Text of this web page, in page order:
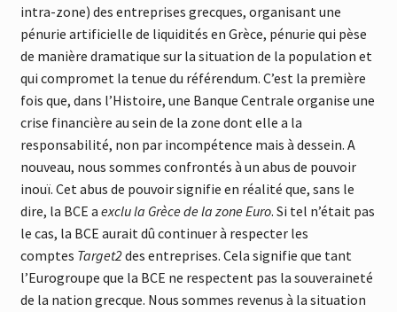
intra-zone) des entreprises grecques, organisant une
pénurie artificielle de liquidités en Grèce, pénurie qui pèse
de manière dramatique sur la situation de la population et
qui compromet la tenue du référendum. C’est la première
fois que, dans l’Histoire, une Banque Centrale organise une
crise financière au sein de la zone dont elle a la
responsabilité, non par incompétence mais à dessein. A
nouveau, nous sommes confrontés à un abus de pouvoir
inouï. Cet abus de pouvoir signifie en réalité que, sans le
dire, la BCE a exclu la Grèce de la zone Euro. Si tel n’était pas
le cas, la BCE aurait dû continuer à respecter les
comptes Target2des entreprises. Cela signifie que tant
l’Eurogroupe que la BCE ne respectent pas la souveraineté
de la nation grecque. Nous sommes revenus à la situation